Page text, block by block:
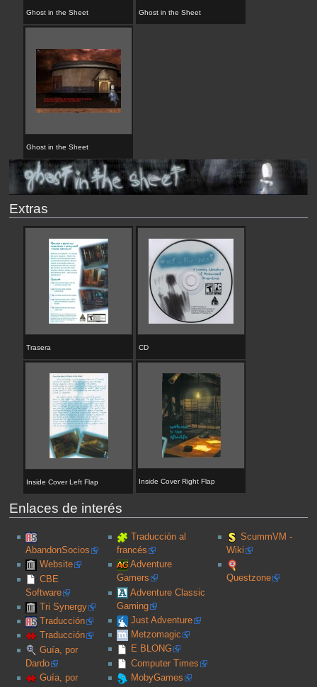
Ghost in the Sheet Ghost in the Sheet
Ghost in the Sheet
Extras
Trasera CD
Inside Cover Left Flap Inside Cover Right Flap
Enlaces de interés
AbandonSocios
Website
CBE
Software
Tri Synergy
Traducción
Traducción
Guía, por
Dardo
Guía, por
Traducción al
francés
Adventure
Gamers
Adventure Classic
Gaming
Just Adventure
Metzomagic
E BLONG
Computer Times
MobyGames
ScummVM -
Wiki
Questzone